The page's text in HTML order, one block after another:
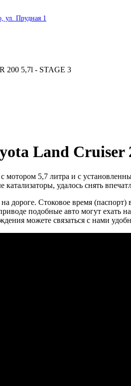
ул. Прудная 1
200 5,7l - STAGE 3
Land Cruiser
5,7 литра и с
катализаторы, удалось снять
на дороге. Стоковое время
подобные авто могут ехать
можете связаться с нами